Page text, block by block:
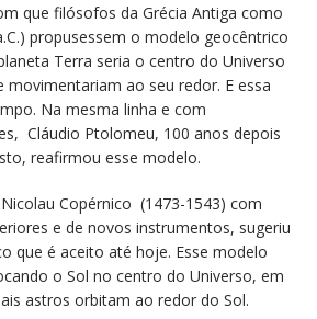
que filósofos da Grécia Antiga como
propusessem o modelo geocêntrico
Terra seria o centro do Universo
movimentariam ao seu redor. E essa
Na mesma linha e com
Cláudio Ptolomeu, 100 anos depois
reafirmou esse modelo.
Copérnico (1473-1543) com
e de novos instrumentos, sugeriu
que é aceito até hoje. Esse modelo
o Sol no centro do Universo, em
astros orbitam ao redor do Sol.